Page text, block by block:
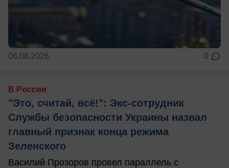
06.08.2026 0
В России
"Это, считай, всё!": Экс-сотрудник
Службы безопасности Украины назвал
главный признак конца режима
Зеленского
Василий Прозоров провел параллель с